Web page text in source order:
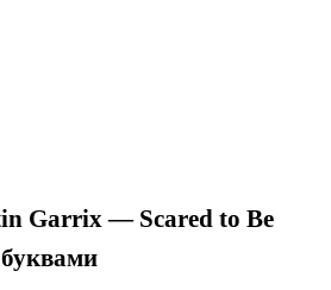
Garrix — Scared to Be